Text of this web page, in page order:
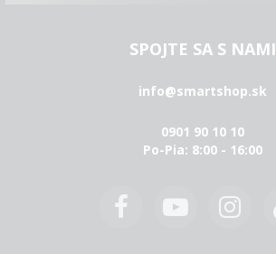
SPOJTE SA S NAMI
info@smartshop.sk
0901 90 10 10
Po-Pia: 8:00 - 16:00